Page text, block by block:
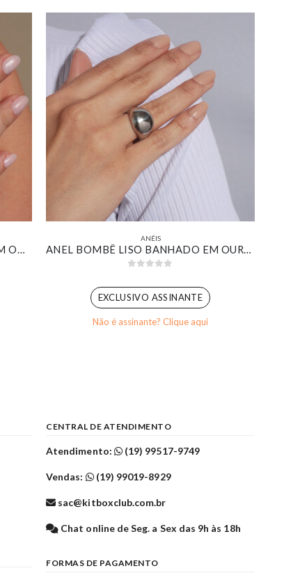
ANEL ESFERAS LISAS BANHADO EM OURO 18K
ANÉIS
ANEL BOMBÊ LISO BANHADO EM OURO BRANCO
EXCLUSIVO ASSINANTE
Não é assinante? Clique aqui
CENTRAL DE ATENDIMENTO
Atendimento: (19) 99517-9749
Vendas: (19) 99019-8929
sac@kitboxclub.com.br
Chat online de Seg. a Sex das 9h às 18h
FORMAS DE PAGAMENTO